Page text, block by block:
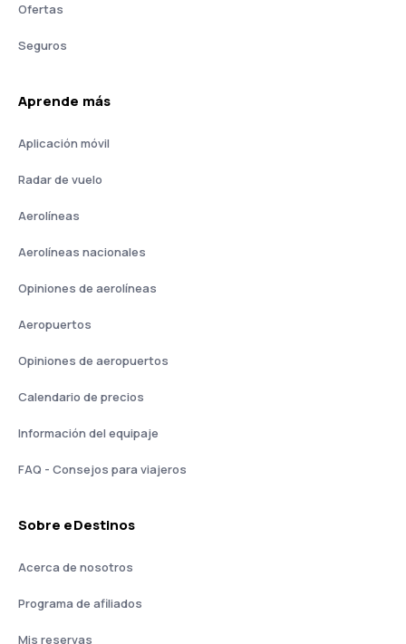
Ofertas
Seguros
Aprende más
Aplicación móvil
Radar de vuelo
Aerolíneas
Aerolíneas nacionales
Opiniones de aerolíneas
Aeropuertos
Opiniones de aeropuertos
Calendario de precios
Información del equipaje
FAQ - Consejos para viajeros
Sobre eDestinos
Acerca de nosotros
Programa de afiliados
Mis reservas